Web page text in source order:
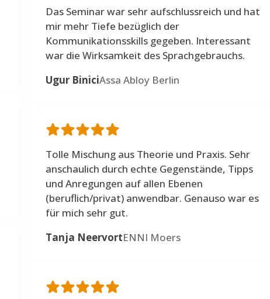
Das Seminar war sehr aufschlussreich und hat
mir mehr Tiefe bezüglich der
Kommunikationsskills gegeben. Interessant
war die Wirksamkeit des Sprachgebrauchs.
Ugur BiniciAssa Abloy Berlin
Tolle Mischung aus Theorie und Praxis. Sehr
anschaulich durch echte Gegenstände, Tipps
und Anregungen auf allen Ebenen
(beruflich/privat) anwendbar. Genauso war es
für mich sehr gut.
Tanja NeervortENNI Moers